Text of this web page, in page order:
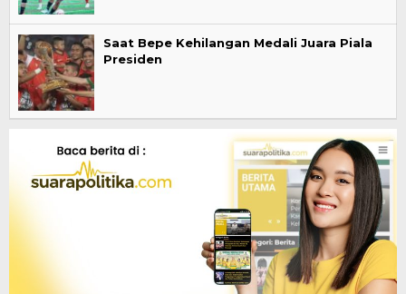
Saat Bepe Kehilangan Medali Juara Piala
Presiden